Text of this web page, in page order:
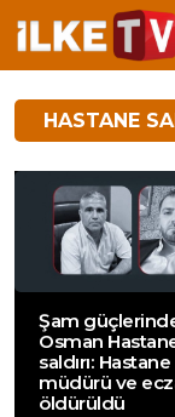
HASTANE
Şam
Osman
saldırı: Hastane
müdürü ve
öldürüldü